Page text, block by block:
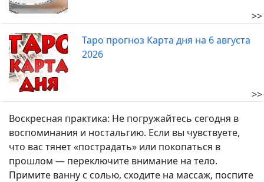
>>
Таро прогноз Карта дня на 6 августа
2026
>>
Воскресная практика: Не погружайтесь сегодня в
воспоминания и ностальгию. Если вы чувствуете,
что вас тянет «пострадать» или покопаться в
прошлом — переключите внимание на тело.
Примите ванну с солью, сходите на массаж, поспите